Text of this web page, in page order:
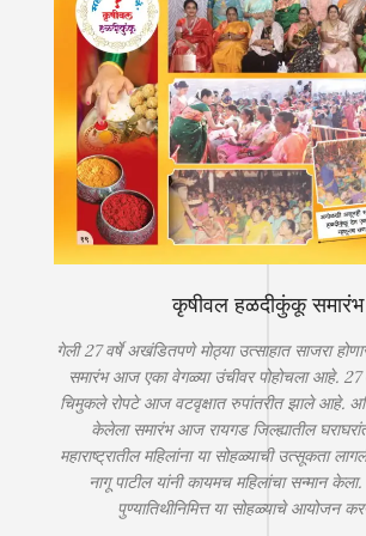
कृषीवल हळदीकुंकू समारंभ
गेली 27 वर्षे अखंडितपणे मोठ्या उत्साहात साजरा
समारंभ आज एका वेगळ्या उंचीवर पोहोचला आहे. 27
चिमुकले रोपटे आज वटवृक्षात रुपांतरीत झाले आहे.
केलेला समारंभ आज रायगड जिल्ह्यातील
महाराष्ट्रातील महिलांना या सोहळ्याची उत्सूकता
नागू पाटील यांनी कायमच महिलांचा सन्मान
पुण्यातिथीनिमित्त या सोहळ्याचे आयोजन